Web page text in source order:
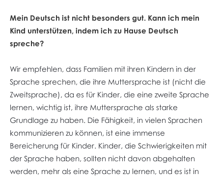
Mein Deutsch ist nicht besonders gut. Kann ich mein
Kind unterstützen, indem ich zu Hause Deutsch
spreche?
Wir empfehlen, dass Familien mit ihren Kindern in der
Sprache sprechen, die ihre Muttersprache ist (nicht die
Zweitsprache), da es für Kinder, die eine zweite Sprache
lernen, wichtig ist, ihre Muttersprache als starke
Grundlage zu haben. Die Fähigkeit, in vielen Sprachen
kommunizieren zu können, ist eine immense
Bereicherung für Kinder. Kinder, die Schwierigkeiten mit
der Sprache haben, sollten nicht davon abgehalten
werden, mehr als eine Sprache zu lernen, und es ist in